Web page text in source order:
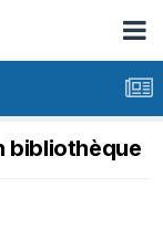
bibliothèque